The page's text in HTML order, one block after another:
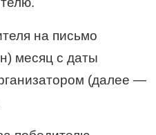
на письмо
месяц с даты
(далее —